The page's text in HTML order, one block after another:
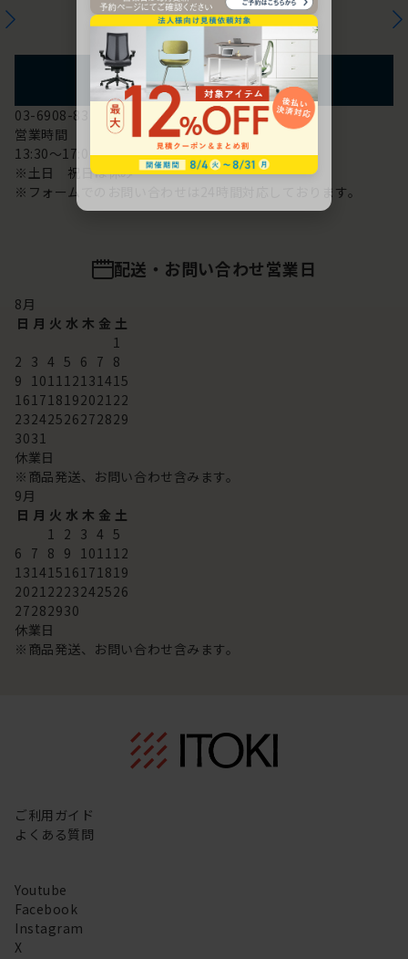
お問い合わせ
フォームからのお問い合わせ
03-6908-8370
営業時間
13:30～17:00
※土日 祝日は休み
※フォームでのお問い合わせは24時間対応しております。
配送・お問い合わせ営業日
8月
日 月 火 水 木 金 土
1
2 3 4 5 6 7 8
9 101112131415
16171819202122
23242526272829
3031
休業日
※商品発送、お問い合わせ含みます。
9月
日 月 火 水 木 金 土
1 2 3 4 5
6 7 8 9 101112
13141516171819
20212223242526
27282930
休業日
※商品発送、お問い合わせ含みます。
ご利用ガイド
よくある質問
Youtube
Facebook
Instagram
X